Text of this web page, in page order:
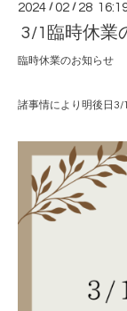
2024 /02 / 28
3/1臨時休業
臨時休業のお知らせ
諸事情により明後日